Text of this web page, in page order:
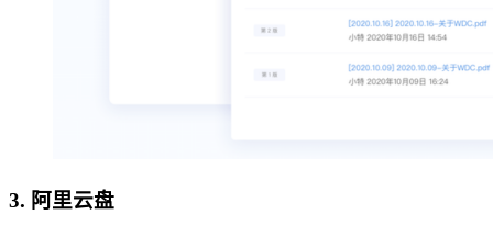
3. 阿里云盘